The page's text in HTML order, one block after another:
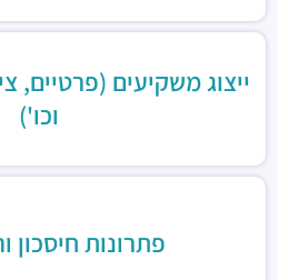
ייצוג משקיעים (פרטיים,
וכו')
פתרונות חיסכון